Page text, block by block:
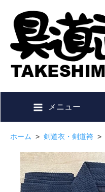
メニュー
ホーム > 剣道衣・剣道袴 >